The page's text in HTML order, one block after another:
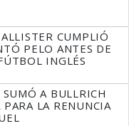
CUMPLIÓ
PELO ANTES DE
INGLÉS
A BULLRICH
PARA LA RENUNCIA